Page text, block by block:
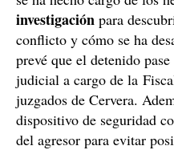
investigación para
conflicto y cómo se ha
prevé que el detenido
judicial a cargo de la
juzgados de Cervera.
dispositivo de seguridad
del agresor para evitar